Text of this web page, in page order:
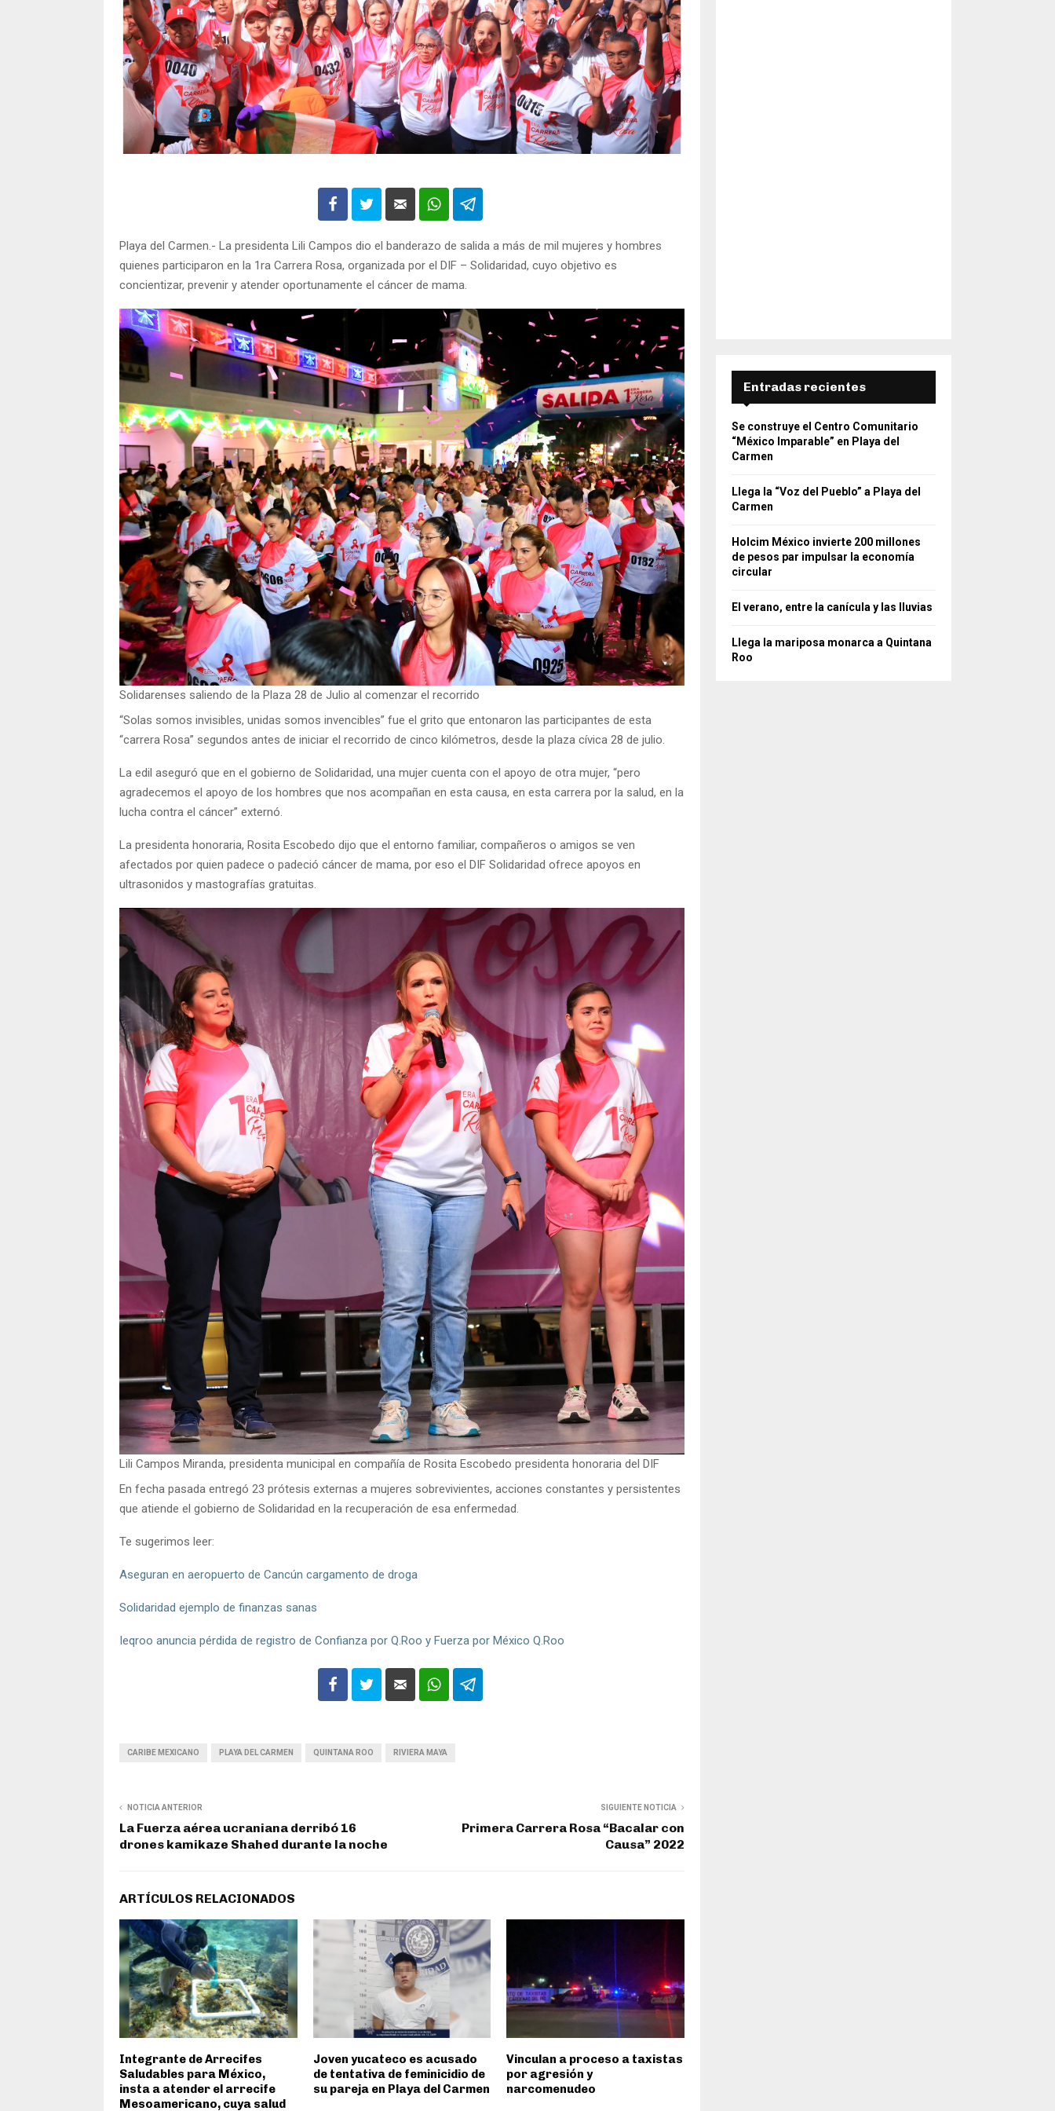
Playa del Carmen.- La presidenta Lili Campos dio el banderazo de salida a más de mil mujeres y hombres
quienes participaron en la 1ra Carrera Rosa, organizada por el DIF – Solidaridad, cuyo objetivo es
concientizar, prevenir y atender oportunamente el cáncer de mama.
Solidarenses saliendo de la Plaza 28 de Julio al comenzar el recorrido
“Solas somos invisibles, unidas somos invencibles” fue el grito que entonaron las participantes de esta
“carrera Rosa” segundos antes de iniciar el recorrido de cinco kilómetros, desde la plaza cívica 28 de julio.
La edil aseguró que en el gobierno de Solidaridad, una mujer cuenta con el apoyo de otra mujer, “pero
agradecemos el apoyo de los hombres que nos acompañan en esta causa, en esta carrera por la salud, en la
lucha contra el cáncer” externó.
La presidenta honoraria, Rosita Escobedo dijo que el entorno familiar, compañeros o amigos se ven
afectados por quien padece o padeció cáncer de mama, por eso el DIF Solidaridad ofrece apoyos en
ultrasonidos y mastografías gratuitas.
Lili Campos Miranda, presidenta municipal en compañía de Rosita Escobedo presidenta honoraria del DIF
En fecha pasada entregó 23 prótesis externas a mujeres sobrevivientes, acciones constantes y persistentes
que atiende el gobierno de Solidaridad en la recuperación de esa enfermedad.
Te sugerimos leer:
Aseguran en aeropuerto de Cancún cargamento de droga
Solidaridad ejemplo de finanzas sanas
Ieqroo anuncia pérdida de registro de Confianza por Q.Roo y Fuerza por México Q.Roo
CARIBE MEXICANO PLAYA DEL CARMEN QUINTANA ROO RIVIERA MAYA
NOTICIA ANTERIOR
La Fuerza aérea ucraniana derribó 16
drones kamikaze Shahed durante la noche
SIGUIENTE NOTICIA
Primera Carrera Rosa “Bacalar con
Causa” 2022
ARTÍCULOS RELACIONADOS
Integrante de Arrecifes
Saludables para México,
insta a atender el arrecife
Mesoamericano, cuya salud
Joven yucateco es acusado
de tentativa de feminicidio de
su pareja en Playa del Carmen
Vinculan a proceso a taxistas
por agresión y
narcomenudeo
Entradas recientes
Se construye el Centro Comunitario
“México Imparable” en Playa del
Carmen
Llega la “Voz del Pueblo” a Playa del
Carmen
Holcim México invierte 200 millones
de pesos par impulsar la economía
circular
El verano, entre la canícula y las lluvias
Llega la mariposa monarca a Quintana
Roo